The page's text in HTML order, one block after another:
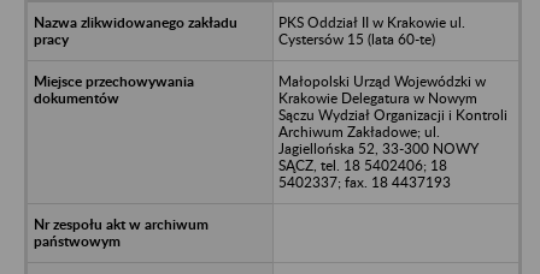
PKS Oddział II w Krakowie ul.
Cystersów 15 (lata 60-te)
Małopolski Urząd Wojewódzki w
Krakowie Delegatura w Nowym
Sączu Wydział Organizacji i Kontroli
Archiwum Zakładowe; ul.
Jagiellońska 52, 33-300 NOWY
SĄCZ, tel. 18 5402406; 18
5402337; fax. 18 4437193